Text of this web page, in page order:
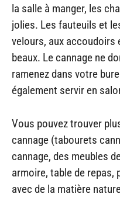
la salle à manger, les
jolies. Les fauteuils et
velours, aux accoudoirs
beaux. Le cannage ne
ramenez dans votre
également servir en
Vous pouvez trouver
cannage (tabourets
cannage, des meubles
armoire, table de
avec de la matière